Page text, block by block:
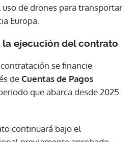
de drones para transportar
Europa.
la ejecución del contrato
se financie
deCuentas de Pagos
que abarca desde 2025
continuará bajo el